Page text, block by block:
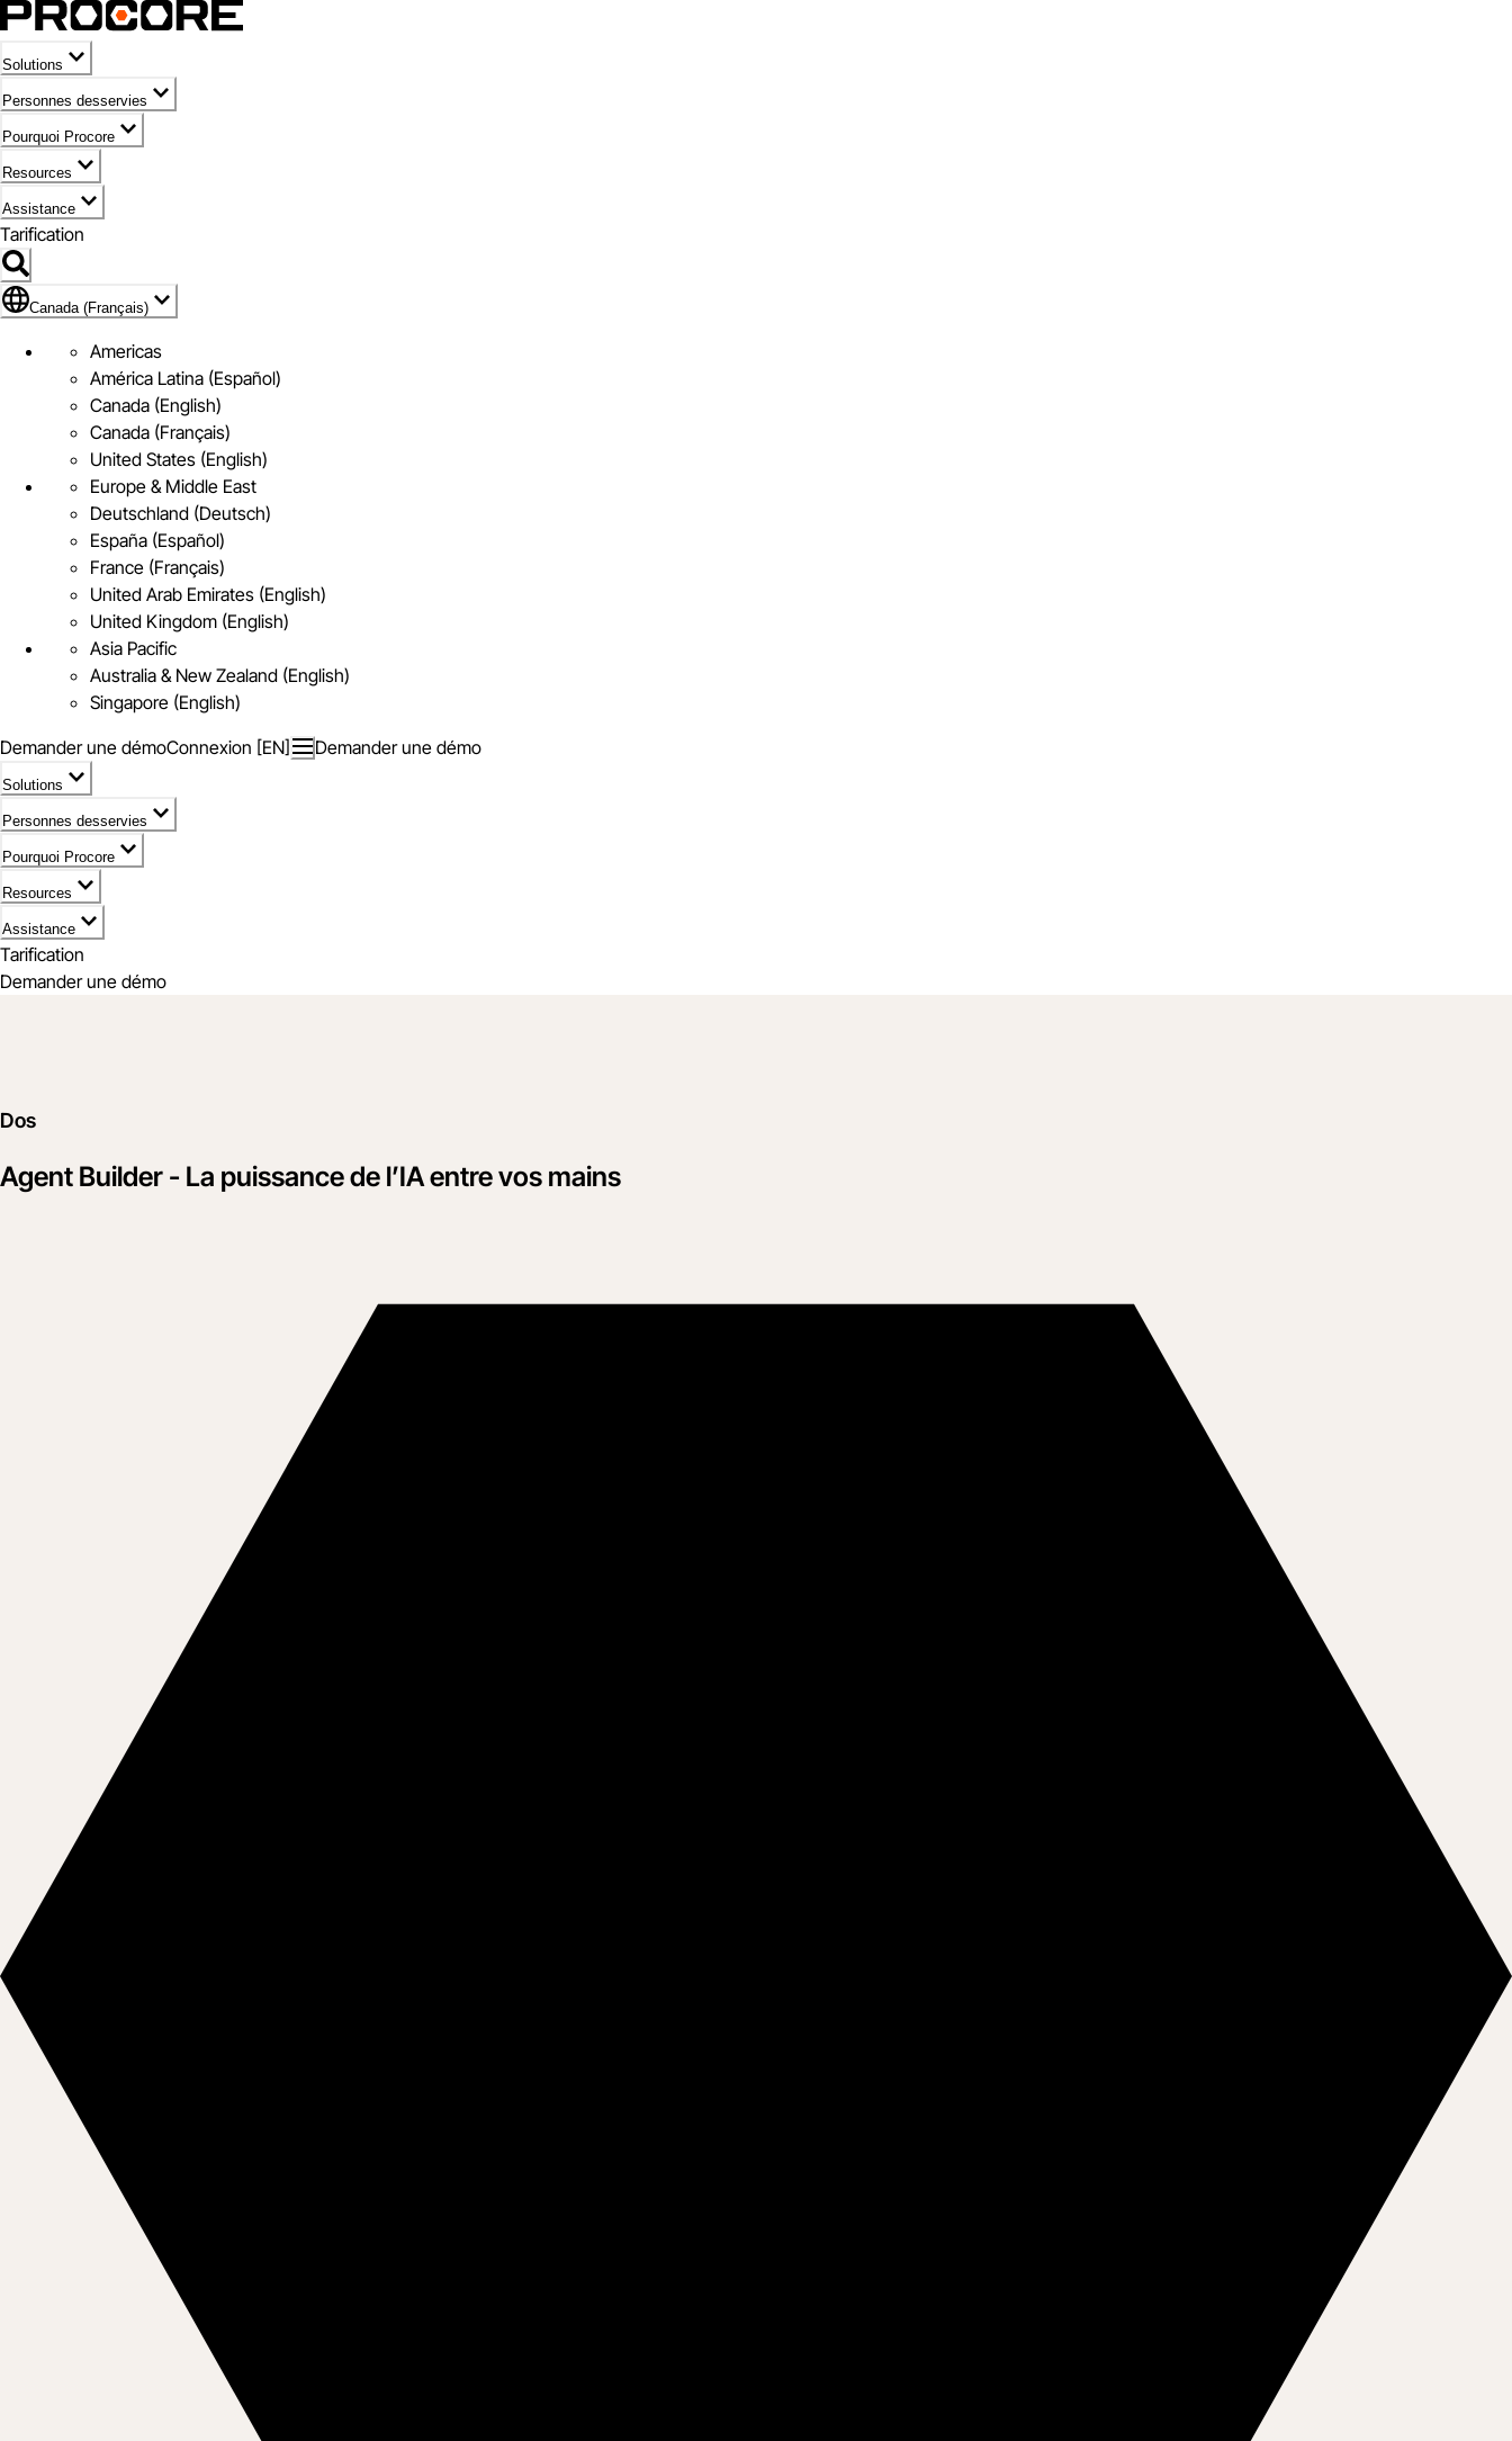
Solutions
Personnes desservies
Pourquoi Procore
Resources
Assistance
Tarification
Pavillon de Canada (Français)
Canada (Français)
Americas
América Latina (Español)
Canada (English)
Canada (Français)
United States (English)
Europe & Middle East
Deutschland (Deutsch)
España (Español)
France (Français)
United Arab Emirates (English)
United Kingdom (English)
Asia Pacific
Australia & New Zealand (English)
Singapore (English)
Demander une démoConnexion [EN] Demander une démo
Solutions
Personnes desservies
Pourquoi Procore
Resources
Assistance
Tarification
Demander une démo
Dos
Agent Builder - La puissance de l’IA entre vos mains